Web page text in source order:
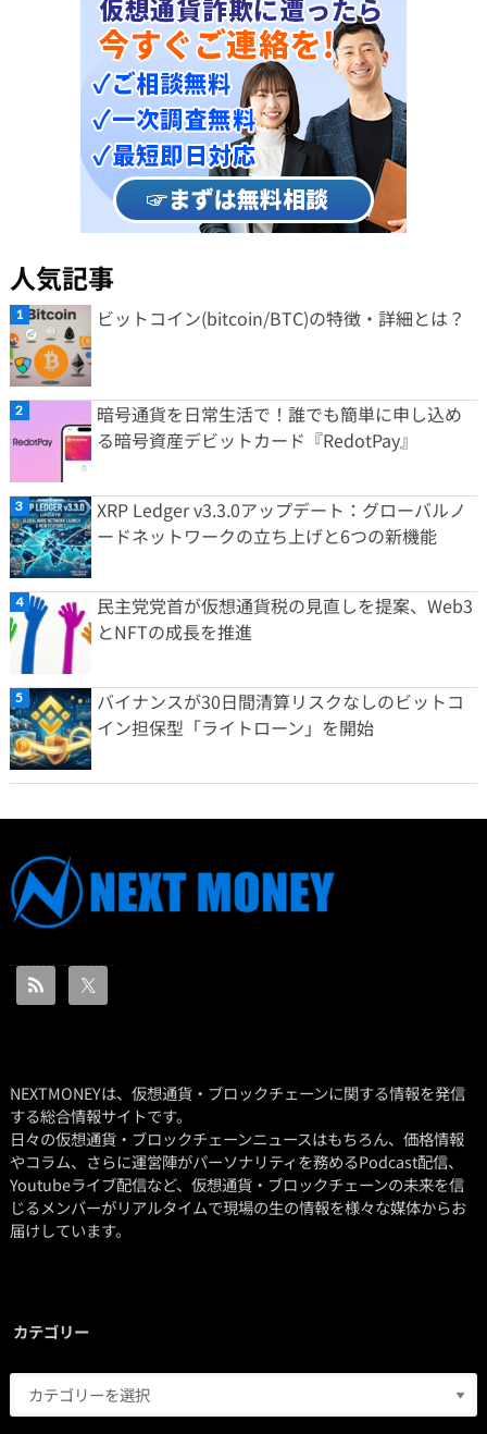
人気記事
ビットコイン(bitcoin/BTC)の特徴・詳細とは？
暗号通貨を日常生活で！誰でも簡単に申し込め
る暗号資産デビットカード『RedotPay』
XRP Ledger v3.3.0アップデート：グローバルノ
ードネットワークの立ち上げと6つの新機能
民主党党首が仮想通貨税の見直しを提案、Web3
とNFTの成長を推進
バイナンスが30日間清算リスクなしのビットコ
イン担保型「ライトローン」を開始
NEXTMONEYは、仮想通貨・ブロックチェーンに関する情報を発信
する総合情報サイトです。
日々の仮想通貨・ブロックチェーンニュースはもちろん、価格情報
やコラム、さらに運営陣がパーソナリティを務めるPodcast配信、
Youtubeライブ配信など、仮想通貨・ブロックチェーンの未来を信
じるメンバーがリアルタイムで現場の生の情報を様々な媒体からお
届けしています。
カテゴリー